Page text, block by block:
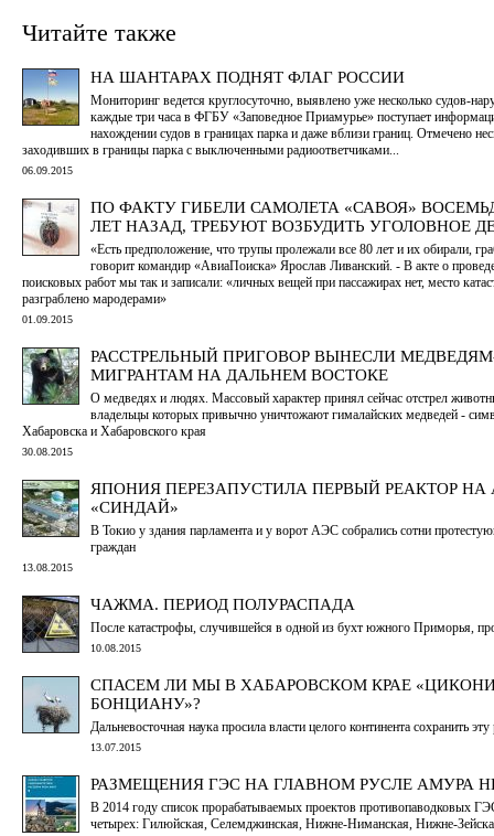
Читайте также
НА ШАНТАРАХ ПОДНЯТ ФЛАГ РОССИИ
Мониторинг ведется круглосуточно, выявлено уже несколько судов-
каждые три часа в ФГБУ «Заповедное Приамурье» поступает
нахождении судов в границах парка и даже вблизи границ. Отмечено
заходивших в границы парка с выключенными радиоответчиками...
06.09.2015
ПО ФАКТУ ГИБЕЛИ САМОЛЕТА «САВОЯ»
ЛЕТ НАЗАД, ТРЕБУЮТ ВОЗБУДИТЬ УГОЛОВНОЕ
«Есть предположение, что трупы пролежали все 80 лет и их обирали,
говорит командир «АвиаПоиска» Ярослав Ливанский. - В акте о
поисковых работ мы так и записали: «личных вещей при пассажирах нет, место
разграблено мародерами»
01.09.2015
РАССТРЕЛЬНЫЙ ПРИГОВОР ВЫНЕСЛИ
МИГРАНТАМ НА ДАЛЬНЕМ ВОСТОКЕ
О медведях и людях. Массовый характер принял сейчас отстрел
владельцы которых привычно уничтожают гималайских медведей -
Хабаровска и Хабаровского края
30.08.2015
ЯПОНИЯ ПЕРЕЗАПУСТИЛА ПЕРВЫЙ РЕАКТОР НА
«СИНДАЙ»
В Токио у здания парламента и у ворот АЭС собрались сотни
граждан
13.08.2015
ЧАЖМА. ПЕРИОД ПОЛУРАСПАДА
После катастрофы, случившейся в одной из бухт южного Приморья,
10.08.2015
СПАСЕМ ЛИ МЫ В ХАБАРОВСКОМ КРАЕ
БОНЦИАНУ»?
Дальневосточная наука просила власти целого континента сохранить
13.07.2015
РАЗМЕЩЕНИЯ ГЭС НА ГЛАВНОМ РУСЛЕ АМУРА
В 2014 году список прорабатываемых проектов противопаводковых
четырех: Гилюйская, Селемджинская, Нижне-Ниманская, Нижне-